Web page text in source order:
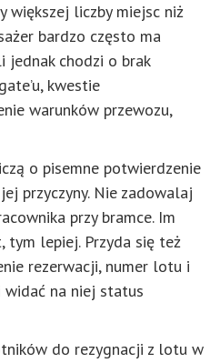
większej liczby miejsc niż
bardzo często ma
jednak chodzi o brak
kwestie
warunków przewozu,
o pisemne potwierdzenie
przyczyny. Nie zadowalaj
przy bramce. Im
tym lepiej. Przyda się też
rezerwacji, numer lotu i
na niej status
do rezygnacji z lotu w